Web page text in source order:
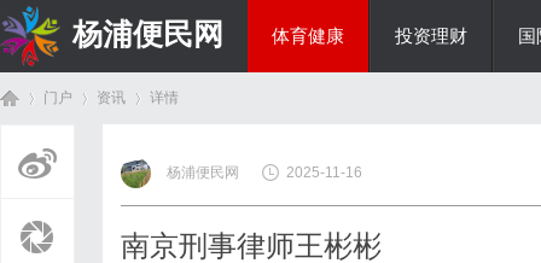
杨浦便民网 体育健康 投资理财
门户 资讯
›
详情
杨浦便民网 2025-11-16
南京刑事律师王彬彬